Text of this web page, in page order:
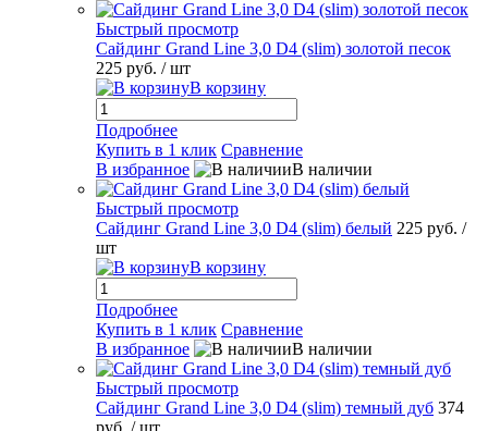
Быстрый просмотр
Сайдинг Grand Line 3,0 D4 (slim) золотой песок
225 руб. / шт
В корзину
Подробнее
Купить в 1 клик Сравнение
В избранное
В наличии
Быстрый просмотр
Сайдинг Grand Line 3,0 D4 (slim) белый 225 руб. /
шт
В корзину
Подробнее
Купить в 1 клик Сравнение
В избранное
В наличии
Быстрый просмотр
Сайдинг Grand Line 3,0 D4 (slim) темный дуб 374
руб. / шт